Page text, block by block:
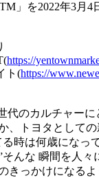
」を2022年3月4
https://
ト(https://
代のカルチャー
、トヨタとして
時は何歳になっ
んな 瞬間を人々
きっかけになる